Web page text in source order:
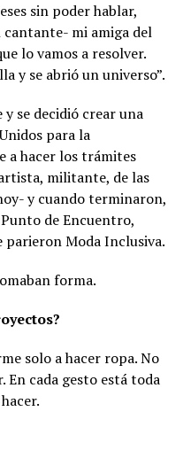
sin poder hablar,
cantante- mi amiga del
lo vamos a resolver.
y se abrió un universo”.
se decidió crear una
para la
a hacer los trámites
militante, de las
y cuando terminaron,
de Encuentro,
parieron Moda Inclusiva.
forma.
solo a hacer ropa. No
En cada gesto está toda